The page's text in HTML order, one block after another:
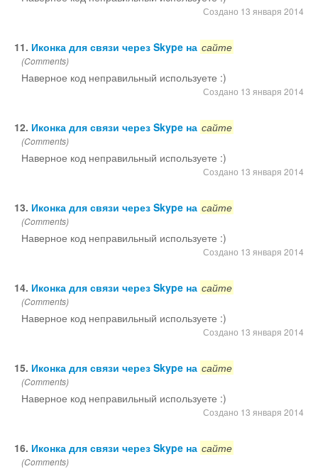
Создано 13 января 2014
11. Иконка для связи через Skype на сайте
(Comments)
Наверное код неправильный используете :)
Создано 13 января 2014
12. Иконка для связи через Skype на сайте
(Comments)
Наверное код неправильный используете :)
Создано 13 января 2014
13. Иконка для связи через Skype на сайте
(Comments)
Наверное код неправильный используете :)
Создано 13 января 2014
14. Иконка для связи через Skype на сайте
(Comments)
Наверное код неправильный используете :)
Создано 13 января 2014
15. Иконка для связи через Skype на сайте
(Comments)
Наверное код неправильный используете :)
Создано 13 января 2014
16. Иконка для связи через Skype на сайте
(Comments)